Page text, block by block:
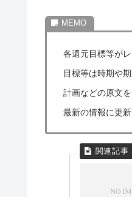
各還元目標等が
目標等は時期や
計画などの原文を
最新の情報に更